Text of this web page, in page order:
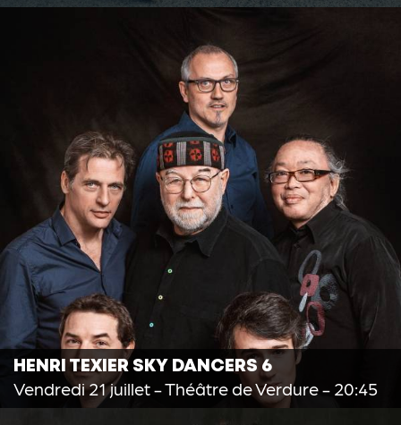
HENRI TEXIER SKY DANCERS 6
Vendredi 21 juillet- Théâtre de Verdure - 20:45